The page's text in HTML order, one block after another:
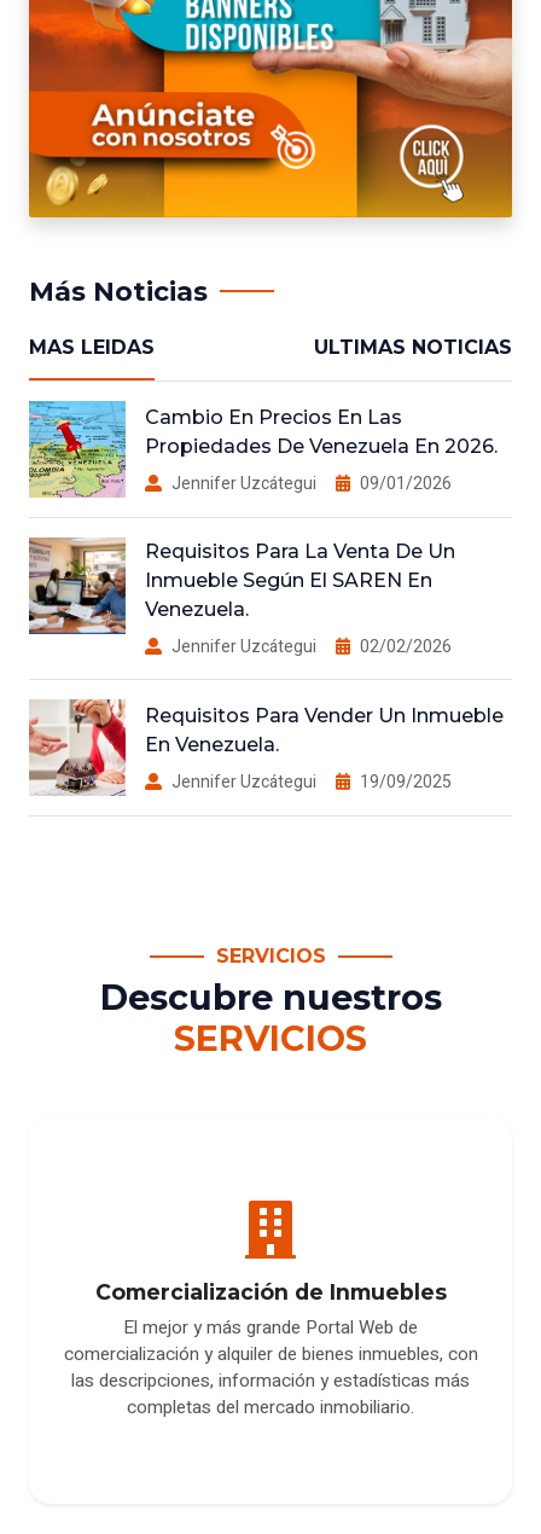
Más Noticias
MAS LEIDAS ULTIMAS NOTICIAS
Cambio En Precios En Las
Propiedades De Venezuela En 2026.
Jennifer Uzcátegui 09/01/2026
Requisitos Para La Venta De Un
Inmueble Según El SAREN En
Venezuela.
Jennifer Uzcátegui 02/02/2026
Requisitos Para Vender Un Inmueble
En Venezuela.
Jennifer Uzcátegui 19/09/2025
SERVICIOS
Descubre nuestros
SERVICIOS
Comercialización de Inmuebles
El mejor y más grande Portal Web de
comercialización y alquiler de bienes inmuebles, con
las descripciones, información y estadísticas más
completas del mercado inmobiliario.